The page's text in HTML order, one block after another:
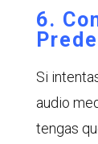
6.
Si
audio
tengas